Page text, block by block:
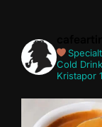
Cold
Kristapor